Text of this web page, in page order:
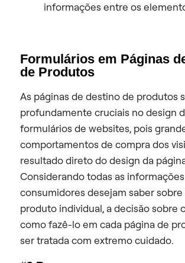
informações entre os
Formulários em Páginas
de Produtos
As páginas de destino de produtos
profundamente cruciais no design
formulários de websites, pois
comportamentos de compra dos
resultado direto do design da
Considerando todas as
consumidores desejam saber sobre
produto individual, a decisão sobre
como fazê-lo em cada página de
ser tratada com extremo cuidado.